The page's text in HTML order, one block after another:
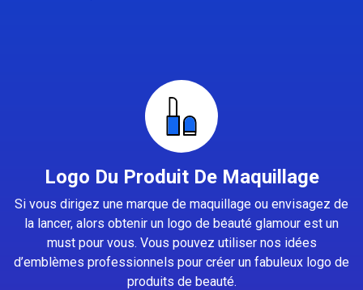
Logo Du Produit De Maquillage
Si vous dirigez une marque de maquillage ou envisagez de
la lancer, alors obtenir un logo de beauté glamour est un
must pour vous. Vous pouvez utiliser nos idées
d’emblèmes professionnels pour créer un fabuleux logo de
produits de beauté.